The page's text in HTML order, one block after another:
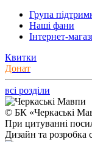
Група
Наші фани
Інтернет-
Квитки
Донат
всі розділи
© БК «Черкаські
При цитуванні
Дизайн та розробка